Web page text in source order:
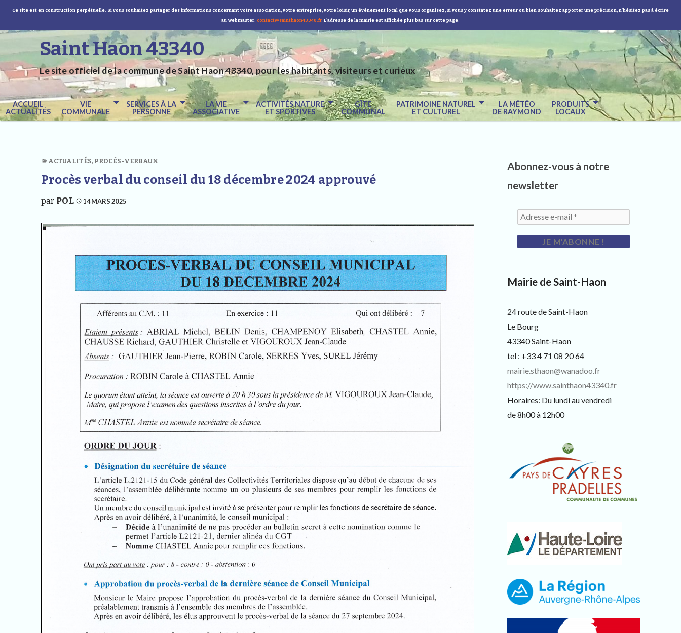
Ce site est en construction perpétuelle. Si vous souhaitez partager des informations concernant votre association, votre entreprise, votre loisir, un événement local que vous organisez, si vous y constatez une erreur ou bien souhaitez apporter une précision, n'hésitez pas à écrire
au webmaster: contact@sainthaon43340.fr. L'adresse de la mairie est affichée plus bas sur cette page.
Saint Haon 43340
Le site officiel de la commune de Saint Haon 43340, pour les habitants, visiteurs et curieux
ACCUEIL
ACTUALITÉS
VIE
COMMUNALE
SERVICES À LA
PERSONNE
LA VIE
ASSOCIATIVE
ACTIVITÉS NATURE
ET SPORTIVES
GÎTE
COMMUNAL
PATRIMOINE NATUREL
ET CULTUREL
LA MÉTÉO
DE RAYMOND
PRODUITS
LOCAUX
ACTUALITÉS, PROCÈS-VERBAUX
Procès verbal du conseil du 18 décembre 2024 approuvé
par POL 14 MARS 2025
Abonnez-vous à notre
newsletter
Mairie de Saint-Haon
24 route de Saint-Haon
Le Bourg
43340 Saint-Haon
tel : +33 4 71 08 20 64
mairie.sthaon@wanadoo.fr
https://www.sainthaon43340.fr
Horaires: Du lundi au vendredi
de 8h00 à 12h00